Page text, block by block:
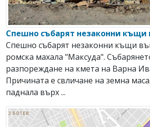
Спешно събарят незаконни къщи
Спешно събарят незаконни къщи
ромска махала "Максуда".
разпореждане на кмета на Варна
Причината е свличане на земна
паднала върх ...